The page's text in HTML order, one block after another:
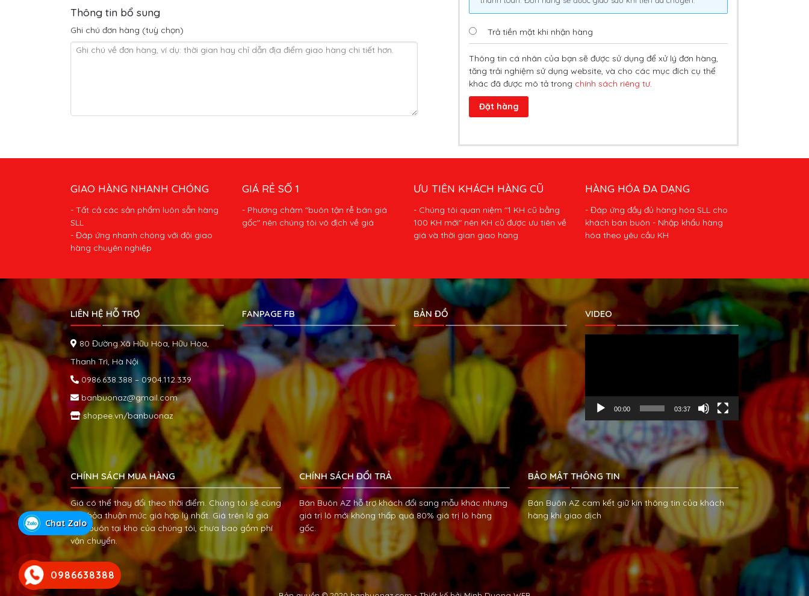
Thông tin bổ sung
Ghi chú đơn hàng (tuỳ chọn) Trả tiền mặt khi nhận hàng
Thông tin cá nhân của bạn sẽ được sử dụng để xử lý đơn hàng,
tăng trải nghiệm sử dụng website, và cho các mục đích cụ thể
khác đã được mô tả trong chính sách riêng tư.
Đặt hàng
GIAO HÀNG NHANH CHÓNG
- Tất cả các sản phẩm luôn sẵn hàng
SLL
- Đáp ứng nhanh chóng với đội giao
hàng chuyên nghiệp
GIÁ RẺ SỐ 1
- Phương châm "buôn tận rễ bán giá
gốc" nên chúng tôi vô địch về giá
ƯU TIÊN KHÁCH HÀNG CŨ
- Chúng tôi quan niệm "1 KH cũ bằng
100 KH mới" nên KH cũ được ưu tiên về
giá và thời gian giao hàng
HÀNG HÓA ĐA DẠNG
- Đáp ứng đầy đủ hàng hóa SLL cho
khách bán buôn - Nhập khẩu hàng
hóa theo yêu cầu KH
LIÊN HỆ HỖ TRỢ
80 Đường Xã Hữu Hòa, Hữu Hòa,
Thanh Trì, Hà Nội
0986.638.388 – 0904.112.339
banbuonaz@gmail.com
shopee.vn/banbuonaz
FANPAGE FB BẢN ĐỒ VIDEO
chơi
00:00 03:37
CHÍNH SÁCH MUA HÀNG
Giá có thể thay đổi theo thời điểm. Chúng tôi sẽ cùng
KH thỏa thuận mức giá hợp lý nhất. Giá trên là giá
bán buôn tại kho của chúng tôi, chưa bao gồm phí
vận chuyển.
CHÍNH SÁCH ĐỔI TRẢ
Bán Buôn AZ hỗ trợ khách đổi sang mẫu khác nhưng
giá trị lô mới không thấp quá 80% giá trị lô hàng
gốc.
BẢO MẬT THÔNG TIN
Bán Buôn AZ cam kết giữ kín thông tin của khách
hàng khi giao dịch
0986638388
Chat Zalo